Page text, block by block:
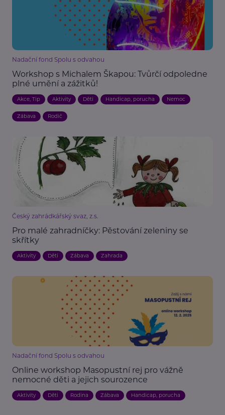
Nadační fond Spolu s odvahou
Workshop s Michalem Škapou: Tvůrčí odpoledne
plné umění a zážitků!
Akce, Tip Aktivity Děti Handicap, porucha Nemoc
Zábava Rodič
Český zahrádkářský svaz, z.s.
Pro malé zahradníčky: Pěstování zeleniny se
skřítky
Aktivity Děti Zábava Zahrada
Nadační fond Spolu s odvahou
Online workshop Masopustní rej pro vážně
nemocné děti a jejich sourozence
Aktivity Děti Rodina Zábava Handicap, porucha